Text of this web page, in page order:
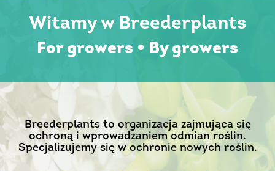
Witamy w Breederplants
For growers • By growers
Breederplants to organizacja zajmująca się
ochroną i wprowadzaniem odmian roślin.
Specjalizujemy się w ochronie nowych roślin.